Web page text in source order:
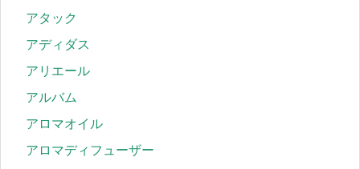
アタック
アディダス
アリエール
アルバム
アロマオイル
アロマディフューザー